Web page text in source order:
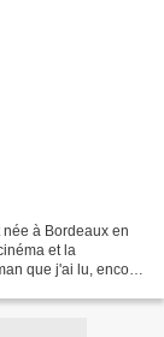
à Bordeaux en
et la
que j'ai lu, encore